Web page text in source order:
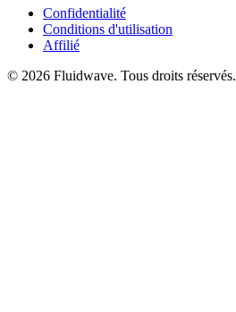
Confidentialité
Conditions d'utilisation
Affilié
© 2026 Fluidwave. Tous droits réservés.